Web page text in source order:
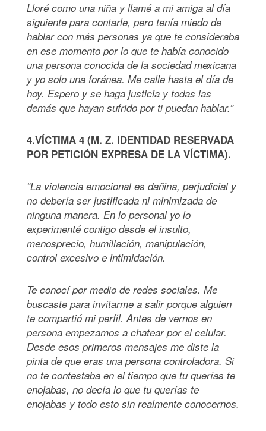
Lloré como una niña y llamé a mi amiga al día
siguiente para contarle, pero tenía miedo de
hablar con más personas ya que te consideraba
en ese momento por lo que te había conocido
una persona conocida de la sociedad mexicana
y yo solo una foránea. Me calle hasta el día de
hoy. Espero y se haga justicia y todas las
demás que hayan sufrido por ti puedan hablar.”
4.VÍCTIMA 4 (M. Z. IDENTIDAD RESERVADA
POR PETICIÓN EXPRESA DE LA VÍCTIMA).
“La violencia emocional es dañina, perjudicial y
no debería ser justificada ni minimizada de
ninguna manera. En lo personal yo lo
experimenté contigo desde el insulto,
menosprecio, humillación, manipulación,
control excesivo e intimidación.
Te conocí por medio de redes sociales. Me
buscaste para invitarme a salir porque alguien
te compartió mi perfil. Antes de vernos en
persona empezamos a chatear por el celular.
Desde esos primeros mensajes me diste la
pinta de que eras una persona controladora. Si
no te contestaba en el tiempo que tu querías te
enojabas, no decía lo que tu querías te
enojabas y todo esto sin realmente conocernos.